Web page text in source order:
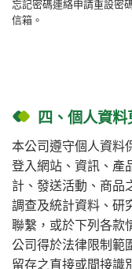
忘記密碼連絡申請重設密
信箱。
四、個人資
本公司遵守個人資料
登入網站、資訊、產
計、發送活動、商品
調查及統計資料、研
聯繫，或於下列各款
公司得於法律限制範
留存之直接或間接識